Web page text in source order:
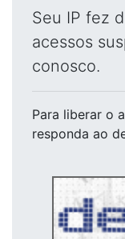
Seu IP fez
acessos
conosco.
Para liberar o
responda ao